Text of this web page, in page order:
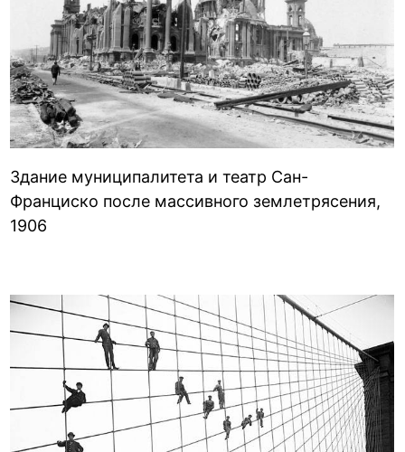
Здание муниципалитета и театр Сан-
Франциско после массивного землетрясения,
1906